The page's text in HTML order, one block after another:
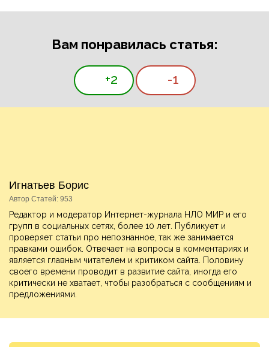
Вам понравилась статья:
+2 -1
Игнатьев Борис
Автор Статей: 953
Редактор и модератор Интернет-журнала НЛО МИР и его
групп в социальных сетях, более 10 лет. Публикует и
проверяет статьи про непознанное, так же занимается
правками ошибок. Отвечает на вопросы в комментариях и
является главным читателем и критиком сайта. Половину
своего времени проводит в развитие сайта, иногда его
критически не хватает, чтобы разобраться с сообщениям и
предложениями.